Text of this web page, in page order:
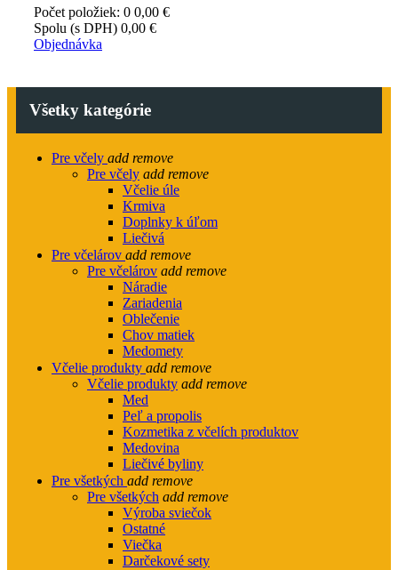
Počet položiek: 0 0,00 €
Spolu (s DPH) 0,00 €
Objednávka
Všetky kategórie
Pre včely add remove
Pre včely add remove
Včelie úle
Krmiva
Doplnky k úľom
Liečivá
Pre včelárov add remove
Pre včelárov add remove
Náradie
Zariadenia
Oblečenie
Chov matiek
Medomety
Včelie produkty add remove
Včelie produkty add remove
Med
Peľ a propolis
Kozmetika z včelích produktov
Medovina
Liečivé byliny
Pre všetkých add remove
Pre všetkých add remove
Výroba sviečok
Ostatné
Viečka
Darčekové sety